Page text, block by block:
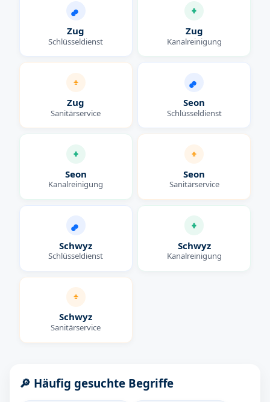
Zug
Schlüsseldienst
Zug
Kanalreinigung
Zug
Sanitärservice
Seon
Schlüsseldienst
Seon
Kanalreinigung
Seon
Sanitärservice
Schwyz
Schlüsseldienst
Schwyz
Kanalreinigung
Schwyz
Sanitärservice
🔎 Häufig gesuchte Begriffe